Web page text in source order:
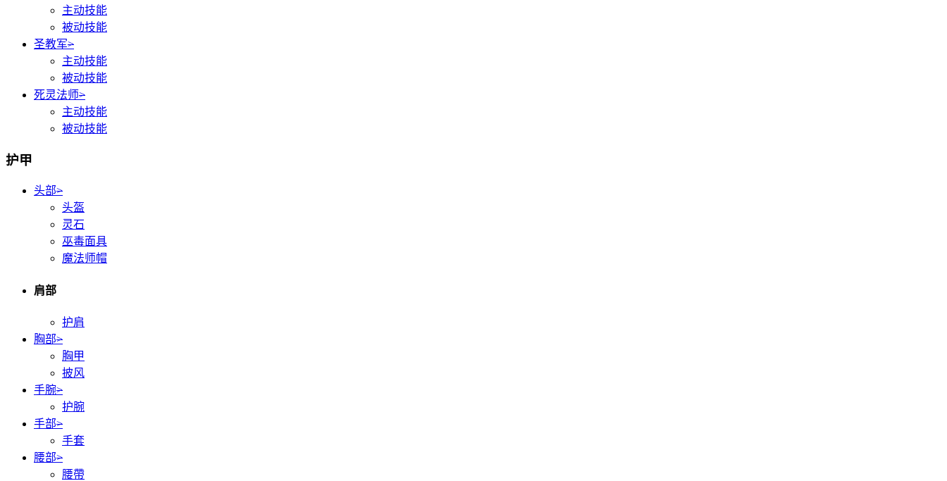
主动技能
被动技能
圣教军>
主动技能
被动技能
死灵法师>
主动技能
被动技能
护甲
头部>
头盔
灵石
巫毒面具
魔法师帽
肩部
护肩
胸部>
胸甲
披风
手腕>
护腕
手部>
手套
腰部>
腰帶